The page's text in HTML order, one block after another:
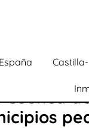
España